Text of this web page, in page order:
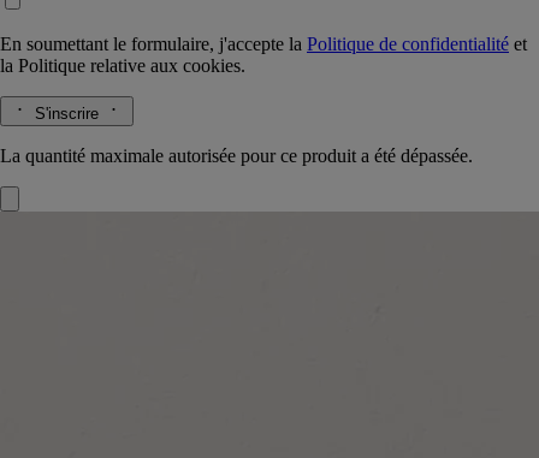
En soumettant le formulaire, j'accepte la Politique de confidentialité et
la Politique relative aux cookies.
S'inscrire
La quantité maximale autorisée pour ce produit a été dépassée.